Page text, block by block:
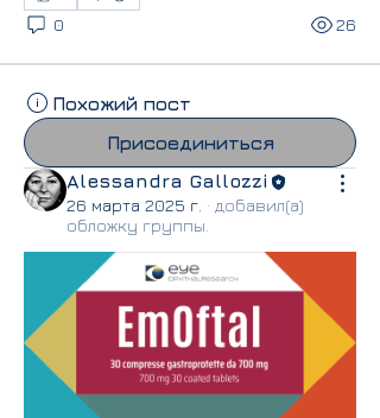
0
26
Похожий пост
Присоединиться
Alessandra Gallozzi
26 марта 2025 г. · добавил(а)
обложку группы.